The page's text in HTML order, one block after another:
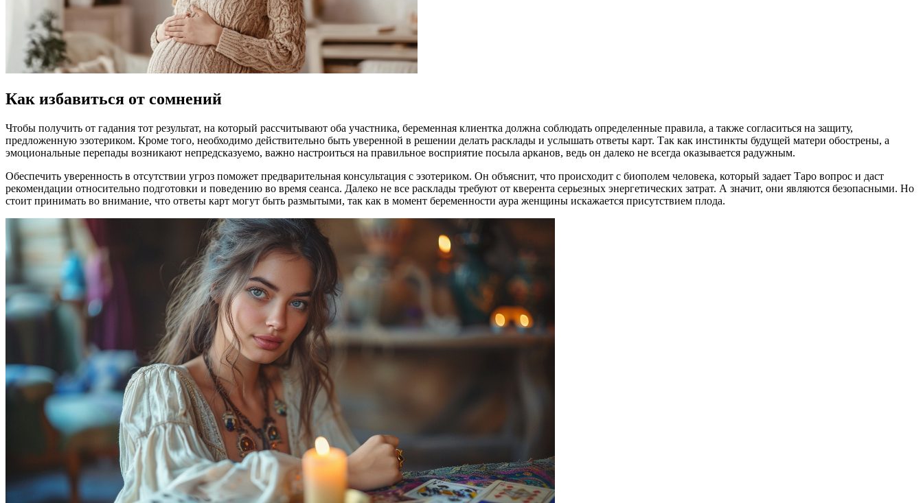
Как избавиться от сомнений
Чтобы получить от гадания тот результат, на который рассчитывают оба участника, беременная клиентка должна соблюдать определенные правила, а также согласиться на защиту,
предложенную эзотериком. Кроме того, необходимо действительно быть уверенной в решении делать расклады и услышать ответы карт. Так как инстинкты будущей матери обострены, а
эмоциональные перепады возникают непредсказуемо, важно настроиться на правильное восприятие посыла арканов, ведь он далеко не всегда оказывается радужным.
Обеспечить уверенность в отсутствии угроз поможет предварительная консультация с эзотериком. Он объяснит, что происходит с биополем человека, который задает Таро вопрос и даст
рекомендации относительно подготовки и поведению во время сеанса. Далеко не все расклады требуют от кверента серьезных энергетических затрат. А значит, они являются безопасными. Но
стоит принимать во внимание, что ответы карт могут быть размытыми, так как в момент беременности аура женщины искажается присутствием плода.